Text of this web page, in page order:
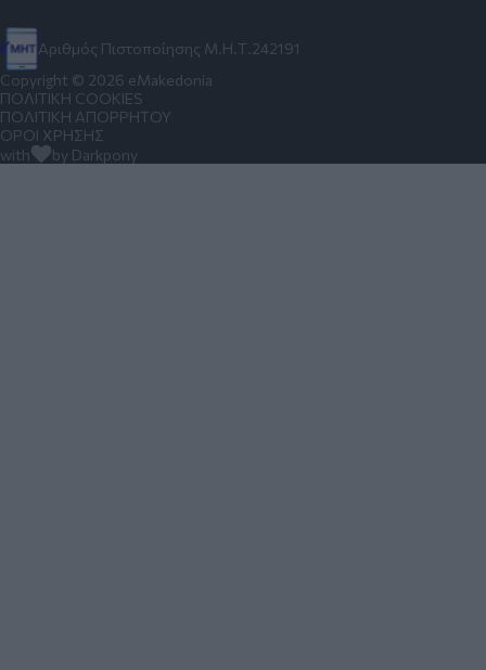
Αριθμός Πιστοποίησης Μ.Η.Τ.242191
Copyright © 2026 eMakedonia
ΠΟΛΙΤΙΚΗ COOKIES
ΠΟΛΙΤΙΚΗ ΑΠΟΡΡΗΤΟΥ
ΟΡΟΙ ΧΡΗΣΗΣ
with
by Darkpony